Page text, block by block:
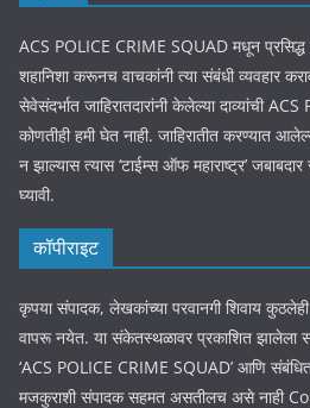
ACS POLICE CRIME SQUAD मधून प्रसिद्ध
शहानिशा करूनच वाचकांनी त्या संबंधी व्यवहार
सेवेसंदर्भात जाहिरातदारांनी केलेल्या दाव्यांची
कोणतीही हमी घेत नाही. जाहिरातीत करण्यात
न झाल्यास त्यास ‘टाईम्स ऑफ महाराष्ट्र’ जबाबदार
घ्यावी.
कॉपीराइट
कृपया संपादक, लेखकांच्या परवानगी शिवाय
वापरू नयेत. या संकेतस्थळावर प्रकाशित
‘ACS POLICE CRIME SQUAD’ आणि
मजकुराशी संपादक सहमत असतीलच असे नाही